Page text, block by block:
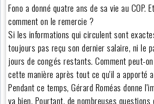
Fono a donné quatre ans de sa vie au COP.
comment on le remercie ?
Si les informations qui circulent sont
toujours pas reçu son dernier salaire, ni le
jours de congés restants. Comment peut-
cette manière après tout ce qu'il a apporté
Pendant ce temps, Gérard Roméas donne
va bien. Pourtant, de nombreuses